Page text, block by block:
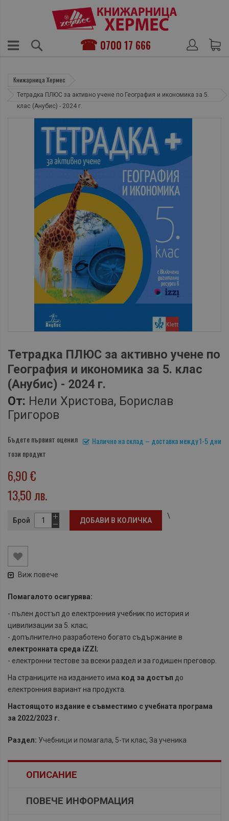
0700 17 666
Книжарница Хермес
Тетрадка ПЛЮС за активно учене по География и икономика за 5.
клас (Анубис) - 2024 г.
Тетрадка ПЛЮС за активно учене по
География и икономика за 5. клас
(Анубис) - 2024 г.
От: Нели Христова, Борислав
Григоров
Налично на склад – доставка между 1-5 дни
Бъдете първият оценил
този продукт
6,90 €
13,50 лв.
Брой ДОБАВИ В КОЛИЧКА
\
Виж повече
Помагалото осигурява:
- пълен достъп до електронния учебник по история и
цивилизации за 5. клас;
- допълнително разработено богато съдържание в
електронната среда iZZI ;
- електронни тестове за всеки раздел и за годишен преговор.
На страниците на изданието има код за достъп до
електронния вариант на продукта.
Настоящото издание е съвместимо с учебната програма
за 2022/2023 г.
Раздел: Учебници и помагала, 5-ти клас, За ученика
ОПИСАНИЕ
ПОВЕЧЕ ИНФОРМАЦИЯ